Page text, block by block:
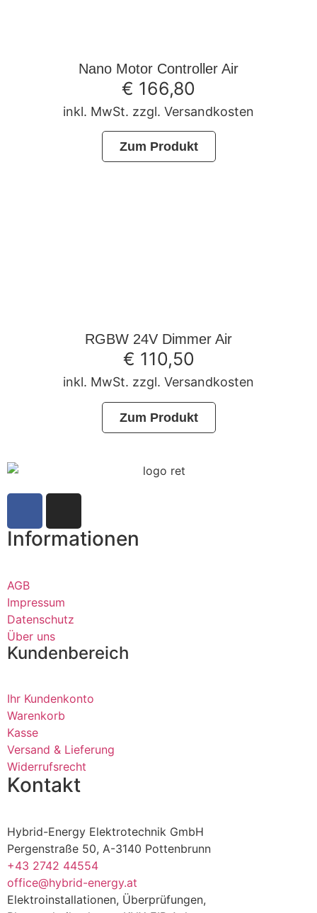
Nano Motor Controller Air
€ 166,80
inkl. MwSt. zzgl. Versandkosten
Zum Produkt
RGBW 24V Dimmer Air
€ 110,50
inkl. MwSt. zzgl. Versandkosten
Zum Produkt
Informationen
AGB
Impressum
Datenschutz
Über uns
Kundenbereich
Ihr Kundenkonto
Warenkorb
Kasse
Versand & Lieferung
Widerrufsrecht
Kontakt
Hybrid-Energy Elektrotechnik GmbH
Pergenstraße 50, A-3140 Pottenbrunn
+43 2742 44554
office@hybrid-energy.at
Elektroinstallationen, Überprüfungen,